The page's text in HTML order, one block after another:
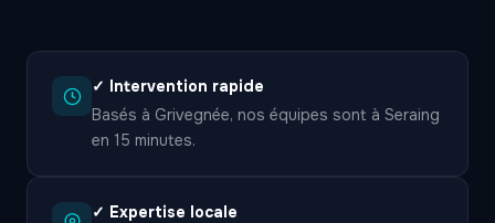
✓ Intervention rapide
Basés à Grivegnée, nos équipes sont à Seraing
en 15 minutes.
✓ Expertise locale